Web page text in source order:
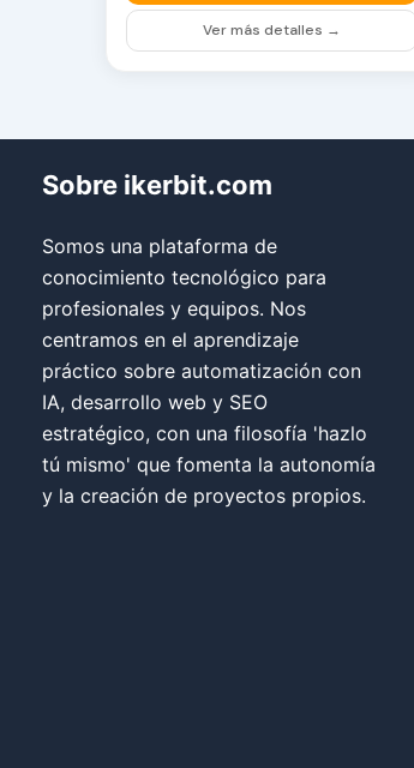
Ver más detalles →
Sobre ikerbit.com
Somos una plataforma de
conocimiento tecnológico para
profesionales y equipos. Nos
centramos en el aprendizaje
práctico sobre automatización con
IA, desarrollo web y SEO
estratégico, con una filosofía 'hazlo
tú mismo' que fomenta la autonomía
y la creación de proyectos propios.